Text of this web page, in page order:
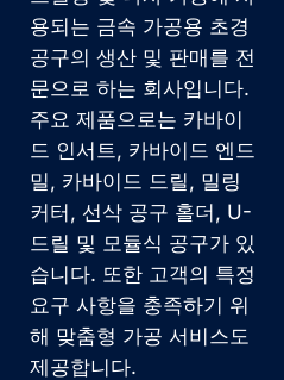
용되는 금속 가공용 초경
공구의 생산 및 판매를 전
문으로 하는 회사입니다.
주요 제품으로는 카바이
드 인서트, 카바이드 엔드
밀, 카바이드 드릴, 밀링
커터, 선삭 공구 홀더, U-
드릴 및 모듈식 공구가 있
습니다. 또한 고객의 특정
요구 사항을 충족하기 위
해 맞춤형 가공 서비스도
제공합니다.